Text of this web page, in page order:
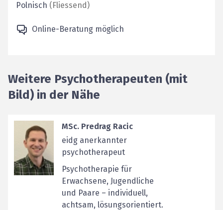
Polnisch (Fliessend)
Online-Beratung möglich
Weitere Psychotherapeuten (mit
Bild) in der Nähe
MSc. Predrag Racic
eidg anerkannter
psychotherapeut
Psychotherapie für
Erwachsene, Jugendliche
und Paare – individuell,
achtsam, lösungsorientiert.